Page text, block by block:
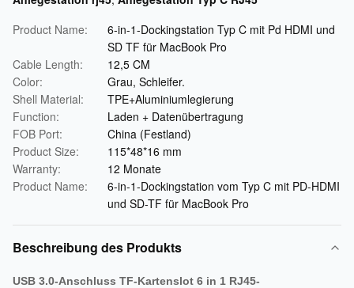
Product Name:
6-in-1-Dockingstation Typ C mit Pd HDMI und
SD TF für MacBook Pro
Cable Length:
12,5 CM
Color:
Grau, Schleifer.
Shell Material:
TPE+Aluminiumlegierung
Function:
Laden + Datenübertragung
FOB Port:
China (Festland)
Product Size:
115*48*16 mm
Warranty:
12 Monate
Product Name:
6-in-1-Dockingstation vom Typ C mit PD-HDMI
und SD-TF für MacBook Pro
Beschreibung des Produkts
USB 3.0-Anschluss TF-Kartenslot 6 in 1 RJ45-